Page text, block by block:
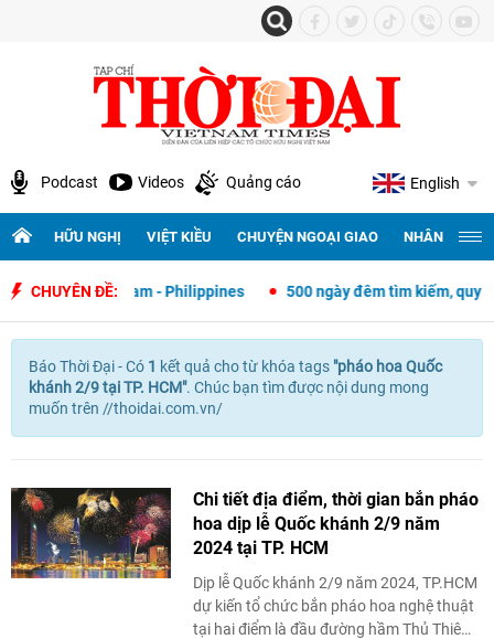
Podcast Videos Quảng cáo English
HỮU NGHỊ VIỆT KIỀU CHUYỆN NGOẠI GIAO NHÂN
CHUYÊN ĐỀ:
ngoại giao Việt Nam - Philippines 500 ngày đêm tìm kiếm, quy
Báo Thời Đại - Có 1 kết quả chotừ khóa tags "pháo hoa Quốc
khánh 2/9 tại TP. HCM". Chúc bạn tìm được nội dung mong
muốn trên //thoidai.com.vn/
Chi tiết địa điểm, thời gian bắn pháo
hoa dịp lễ Quốc khánh 2/9 năm
2024 tại TP. HCM
Dịp lễ Quốc khánh 2/9 năm 2024, TP.HCM
dự kiến tổ chức bắn pháo hoa nghệ thuật
tại hai điểm là đầu đường hầm Thủ Thiêm